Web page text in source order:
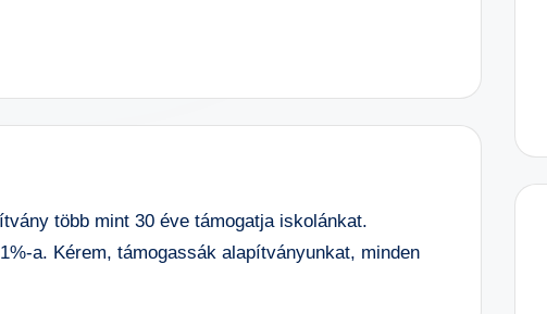
több mint 30 éve támogatja iskolánkat.
a. Kérem, támogassák alapítványunkat, minden